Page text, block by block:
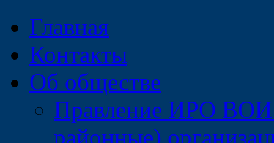
Главная
Контакты
Об обществе
Правление ИРО ВОИ
районные)